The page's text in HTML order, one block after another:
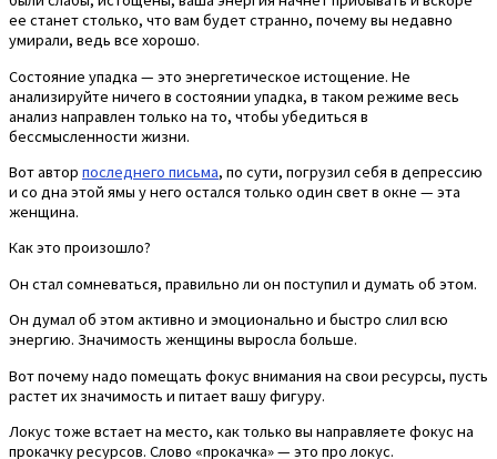
ее станет столько, что вам будет странно, почему вы недавно
умирали, ведь все хорошо.
Состояние упадка — это энергетическое истощение. Не
анализируйте ничего в состоянии упадка, в таком режиме весь
анализ направлен только на то, чтобы убедиться в
бессмысленности жизни.
Вот автор последнего письма, по сути, погрузил себя в депрессию
и со дна этой ямы у него остался только один свет в окне — эта
женщина.
Как это произошло?
Он стал сомневаться, правильно ли он поступил и думать об этом.
Он думал об этом активно и эмоционально и быстро слил всю
энергию. Значимость женщины выросла больше.
Вот почему надо помещать фокус внимания на свои ресурсы, пусть
растет их значимость и питает вашу фигуру.
Локус тоже встает на место, как только вы направляете фокус на
прокачку ресурсов. Слово «прокачка» — это про локус.